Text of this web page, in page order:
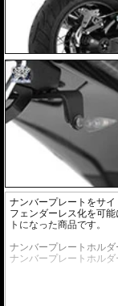
ナンバープレートをサ
フェンダーレス化を可
トになった商品です。
ナンバープレートホル
ナンバープレートホルダ
ルライトを移設するア